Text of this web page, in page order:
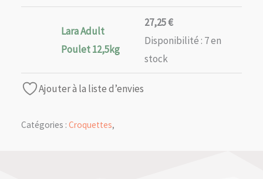
Lara Adult
Poulet 12,5kg
27,25€
Disponibilité : 7 en
stock
Ajouter à la liste d’envies
Catégories : Croquettes,